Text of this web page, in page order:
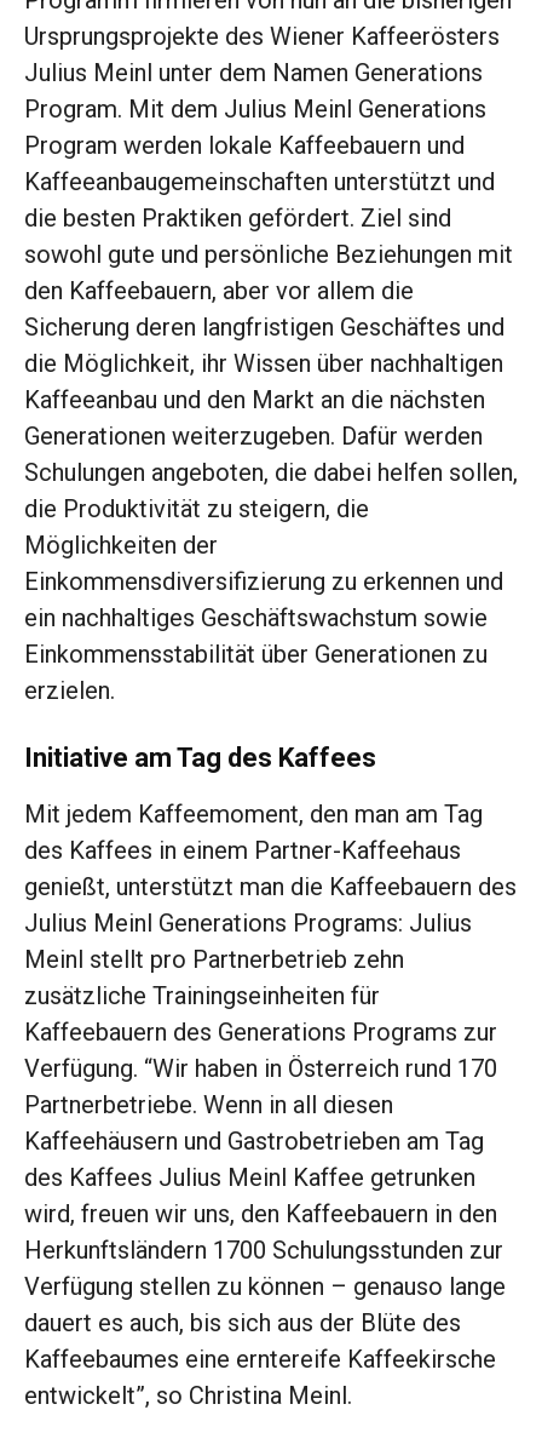
Ursprungsprojekte des Wiener Kaffeerösters
Julius Meinl unter dem Namen Generations
Program. Mit dem Julius Meinl Generations
Program werden lokale Kaffeebauern und
Kaffeeanbaugemeinschaften unterstützt und
die besten Praktiken gefördert. Ziel sind
sowohl gute und persönliche Beziehungen mit
den Kaffeebauern, aber vor allem die
Sicherung deren langfristigen Geschäftes und
die Möglichkeit, ihr Wissen über nachhaltigen
Kaffeeanbau und den Markt an die nächsten
Generationen weiterzugeben. Dafür werden
Schulungen angeboten, die dabei helfen sollen,
die Produktivität zu steigern, die
Möglichkeiten der
Einkommensdiversifizierung zu erkennen und
ein nachhaltiges Geschäftswachstum sowie
Einkommensstabilität über Generationen zu
erzielen.
Initiative am Tag des Kaffees
Mit jedem Kaffeemoment, den man am Tag
des Kaffees in einem Partner-Kaffeehaus
genießt, unterstützt man die Kaffeebauern des
Julius Meinl Generations Programs: Julius
Meinl stellt pro Partnerbetrieb zehn
zusätzliche Trainingseinheiten für
Kaffeebauern des Generations Programs zur
Verfügung. “Wir haben in Österreich rund 170
Partnerbetriebe. Wenn in all diesen
Kaffeehäusern und Gastrobetrieben am Tag
des Kaffees Julius Meinl Kaffee getrunken
wird, freuen wir uns, den Kaffeebauern in den
Herkunftsländern 1700 Schulungsstunden zur
Verfügung stellen zu können – genauso lange
dauert es auch, bis sich aus der Blüte des
Kaffeebaumes eine erntereife Kaffeekirsche
entwickelt”, so Christina Meinl.